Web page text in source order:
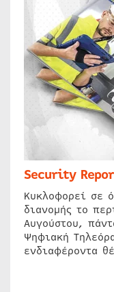
Security
Κυκλοφορεί σε
διανομής το
Αυγούστου,
Ψηφιακή
ενδιαφέροντα